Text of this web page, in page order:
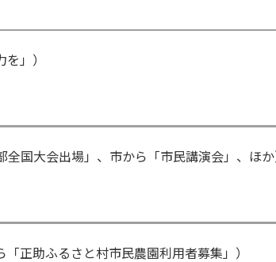
」）
国大会出場」、市から「市民講演会」、ほ
正助ふるさと村市民農園利用者募集」）